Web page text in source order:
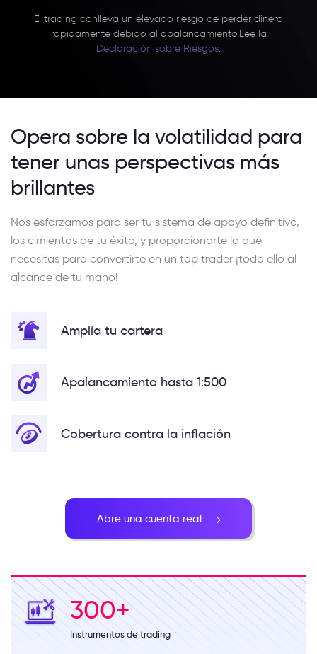
El trading conlleva un elevado riesgo de perder dinero
rápidamente debido al apalancamiento.Lee la
Declaración sobre Riesgos.
300+
Instrumentos de trading
Abre una cuenta real
Opera sobre la volatilidad para
tener unas perspectivas más
brillantes
Nos esforzamos para ser tu sistema de apoyo definitivo,
los cimientos de tu éxito, y proporcionarte lo que
necesitas para convertirte en un top trader ¡todo ello al
alcance de tu mano!
Amplía tu cartera
Apalancamiento hasta 1:500
Cobertura contra la inflación